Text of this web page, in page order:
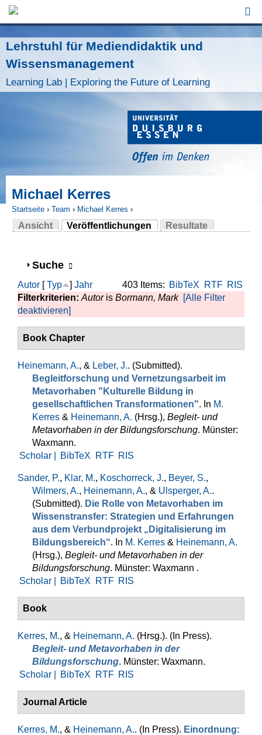
Lehrstuhl für Mediendidaktik und
Wissensmanagement
Learning Lab | Exploring the Future of Learning
Michael Kerres
Sie sind hier
Startseite › Team › Michael Kerres ›
Ansicht
Veröffentlichungen
(aktiver Reiter)
Resultate
Anzeigen
Suche
403 Items: BibTeX RTF RIS
Autor [Typ ] Jahr
Filterkriterien: Autoris Bormann, Mark [Alle Filter
deaktivieren]
Book Chapter
Heinemann, A., & Leber, J.. (Submitted).
Begleitforschung und Vernetzungsarbeit im
Metavorhaben "Kulturelle Bildung in
gesellschaftlichen Transformationen". In M.
Kerres & Heinemann, A. (Hrsg.), Begleit- und
Metavorhaben in der Bildungsforschung. Münster:
Waxmann.
Scholar |
BibTeX RTF RIS
Sander, P., Klar, M., Koschorreck, J., Beyer, S.,
Wilmers, A., Heinemann, A., & Ulsperger, A..
(Submitted). Die Rolle von Metavorhaben im
Wissenstransfer: Strategien und Erfahrungen
aus dem Verbundprojekt „Digitalisierung im
Bildungsbereich“. In M. Kerres & Heinemann, A.
(Hrsg.), Begleit- und Metavorhaben in der
Bildungsforschung. Münster: Waxmann .
Scholar |
BibTeX RTF RIS
Book
Kerres, M., & Heinemann, A. (Hrsg.). (In Press).
Begleit- und Metavorhaben in der
Bildungsforschung. Münster: Waxmann.
Scholar |
BibTeX RTF RIS
Journal Article
Kerres, M., & Heinemann, A.. (In Press). Einordnung: